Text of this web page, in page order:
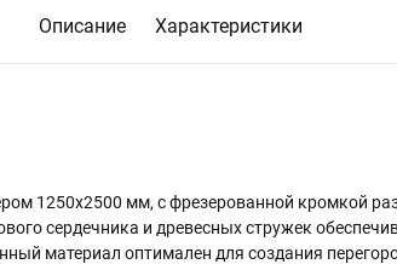
Описание Характеристики
1250х2500 мм, с фрезерованной кромкой
сердечника и древесных стружек
материал оптимален для создания